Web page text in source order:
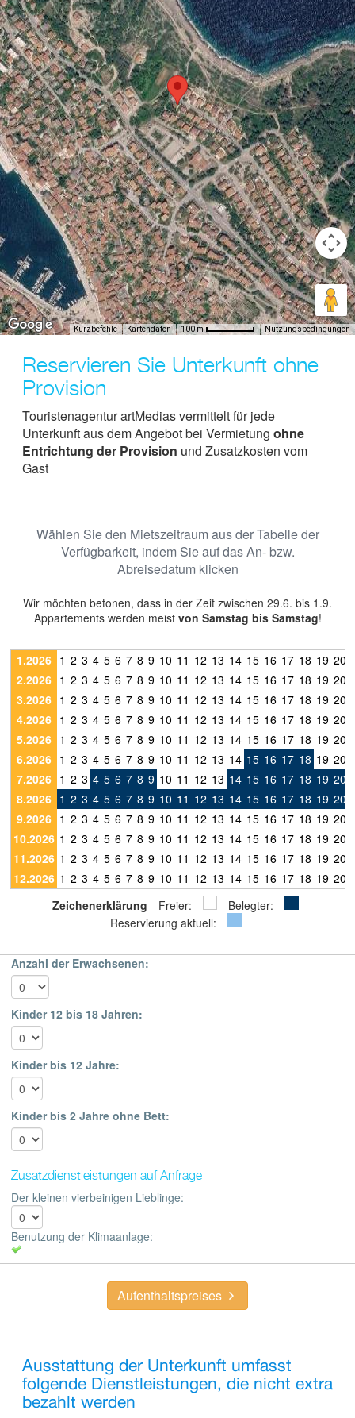
Kurzbefehle Kartendaten 100 m Nutzungsbedingungen
Reservieren Sie Unterkunft ohne
Provision
Touristenagentur artMedias vermittelt für jede
Unterkunft aus dem Angebot bei Vermietung ohne
Entrichtung der Provision und Zusatzkosten vom
Gast
Wählen Sie den Mietszeitraum aus der Tabelle der
Verfügbarkeit, indem Sie auf das An- bzw.
Abreisedatum klicken
Wir möchten betonen, dass in der Zeit zwischen 29.6. bis 1.9.
Appartements werden meist von Samstag bis Samstag!
1.2026 1 2 3 4 5 6 7 8 9 10 11 12 13 14 15 16 17 18 19 20
2.2026 1 2 3 4 5 6 7 8 9 10 11 12 13 14 15 16 17 18 19 20
3.2026 1 2 3 4 5 6 7 8 9 10 11 12 13 14 15 16 17 18 19 20
4.2026 1 2 3 4 5 6 7 8 9 10 11 12 13 14 15 16 17 18 19 20
5.2026 1 2 3 4 5 6 7 8 9 10 11 12 13 14 15 16 17 18 19 20
6.2026 1 2 3 4 5 6 7 8 9 10 11 12 13 14 15 16 17 18 19 20
7.2026 1 2 3 4 5 6 7 8 9 10 11 12 13 14 15 16 17 18 19 20
8.2026 1 2 3 4 5 6 7 8 9 10 11 12 13 14 15 16 17 18 19 20
9.2026 1 2 3 4 5 6 7 8 9 10 11 12 13 14 15 16 17 18 19 20
10.2026 1 2 3 4 5 6 7 8 9 10 11 12 13 14 15 16 17 18 19 20
11.2026 1 2 3 4 5 6 7 8 9 10 11 12 13 14 15 16 17 18 19 20
12.2026 1 2 3 4 5 6 7 8 9 10 11 12 13 14 15 16 17 18 19 20
Zeichenerklärung
Freier:
Belegter:
Reservierung aktuell:
Anzahl der Erwachsenen:
Kinder 12 bis 18 Jahren:
Kinder bis 12 Jahre:
Kinder bis 2 Jahre ohne Bett:
Zusatzdienstleistungen auf Anfrage
Der kleinen vierbeinigen Lieblinge:
Benutzung der Klimaanlage:
Aufenthaltspreises
Ausstattung der Unterkunft umfasst
folgende Dienstleistungen, die nicht extra
bezahlt werden